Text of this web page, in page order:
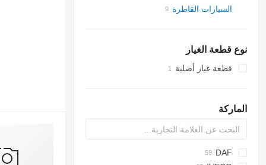
السيارات القاطرة
نوع قطعة الغيار
قطعة غيار أصلية
الماركة
DAF